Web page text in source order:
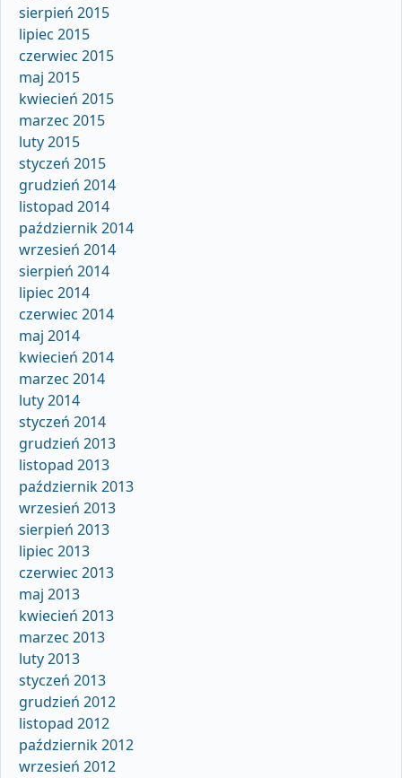
sierpień 2015
lipiec 2015
czerwiec 2015
maj 2015
kwiecień 2015
marzec 2015
luty 2015
styczeń 2015
grudzień 2014
listopad 2014
październik 2014
wrzesień 2014
sierpień 2014
lipiec 2014
czerwiec 2014
maj 2014
kwiecień 2014
marzec 2014
luty 2014
styczeń 2014
grudzień 2013
listopad 2013
październik 2013
wrzesień 2013
sierpień 2013
lipiec 2013
czerwiec 2013
maj 2013
kwiecień 2013
marzec 2013
luty 2013
styczeń 2013
grudzień 2012
listopad 2012
październik 2012
wrzesień 2012